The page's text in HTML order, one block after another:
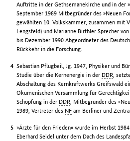
Auftritte in der Gethsemanekirche und in der
September 1989 Mitbegründer des »Neuen
gewählten 10. Volkskammer, zusammen mit
Lengsfeld) und Marianne Birthler Sprecher
bis Dezember 1990 Abgeordneter des
Rückkehr in die Forschung.
Sebastian Pflugbeil, Jg. 1947, Physiker und
Studie über die Kernenergie in der DDR,
Abschaltung des Kernkraftwerks Greifswald
Ökumenischen Versammlung für
Schöpfung in der DDR, Mitbegründer des
1989, Vertreter des NF am Berliner und
»Ärzte für den Frieden« wurde im Herbst
Eberhard Seidel unter dem Dach des